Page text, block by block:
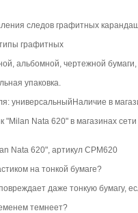
следов графитных
графитных
альбомной, чертежной бумаги,
упаковка.
универсальныйНаличие в
"Milan Nata 620" в магазинах
Nata 620", артикул CPM620
на тонкой бумаге?
даже тонкую бумагу,
темнеет?